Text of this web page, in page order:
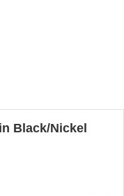
Black/Nickel